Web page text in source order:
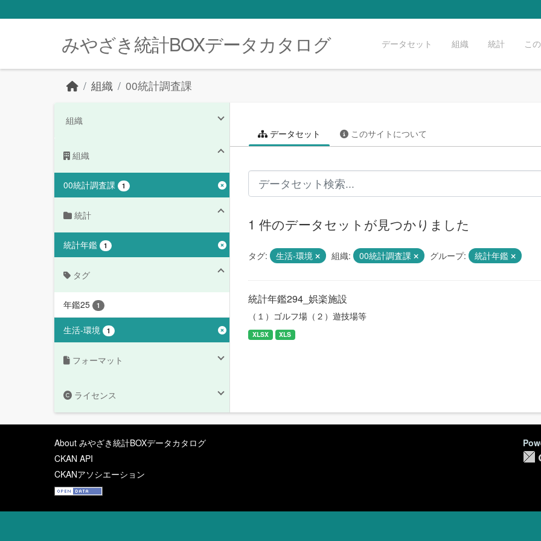
みやざき統計BOXデータカタログ データセット 組織 統計 こ
組織 00統計調査課
組織
組織
00統計調査課 1
統計
統計年鑑 1
タグ
年鑑25 1
生活-環境 1
フォーマット
ライセンス
データセット このサイトについて
1 件のデータセットが見つかりました
タグ: 生活-環境 組織: 00統計調査課 グループ: 統計年鑑
統計年鑑294_娯楽施設
（１）ゴルフ場（２）遊技場等
XLSX XLS
About みやざき統計BOXデータカタログ
CKAN API
CKANアソシエーション